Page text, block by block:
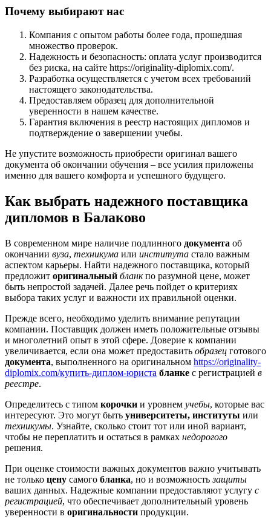
Почему выбирают нас
Компания с опытом работы более года, прошедшая
множество проверок.
Надежность и безопасность: оплата услуг производится
без риска, на сайте https://originality-diplomix.com/.
Разработка осуществляется с учетом всех требований
настоящего законодательства.
Предоставляем образец для дополнительной
уверенности в нашем качестве.
Гарантия включения в реестр настоящих дипломов и
подтверждение о завершении учебы.
Не упустите возможность приобрести оригинал вашего
документа об окончании обучения – все усилия приложены
именно для вашего комфорта и успешного будущего.
Как выбрать надежного поставщика
дипломов в Балаково
В современном мире наличие подлинного документа об
окончании вуза, техникума или института стало важным
аспектом карьеры. Найти надежного поставщика, который
предложит оригинальный бланкпо разумной цене, может
быть непростой задачей. Далее речь пойдет о критериях
выбора таких услуг и важности их правильной оценки.
Прежде всего, необходимо уделить внимание репутации
компании. Поставщик должен иметь положительные отзывы
и многолетний опыт в этой сфере. Доверие к компании
увеличивается, если она может предоставить образец готового
документа, выполненного на оригинальном https://originality-
diplomix.com/купить-диплом-юриста бланке с регистрацией в
реестре.
Определитесь с типом корочки и уровнем учебы, которые вас
интересуют. Это могут быть университеты, институты или
техникумы. Узнайте, сколько стоит тот или иной вариант,
чтобы не переплатить и остаться в рамках недорогого
решения.
При оценке стоимости важных документов важно учитывать
не только цену самого бланка, но и возможностьзащиты
ваших данных. Надежные компании предоставляют услугу с
регистрацией, что обеспечивает дополнительный уровень
уверенности в оригинальности продукции.